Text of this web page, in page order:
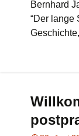
Bernhard
“Der lange